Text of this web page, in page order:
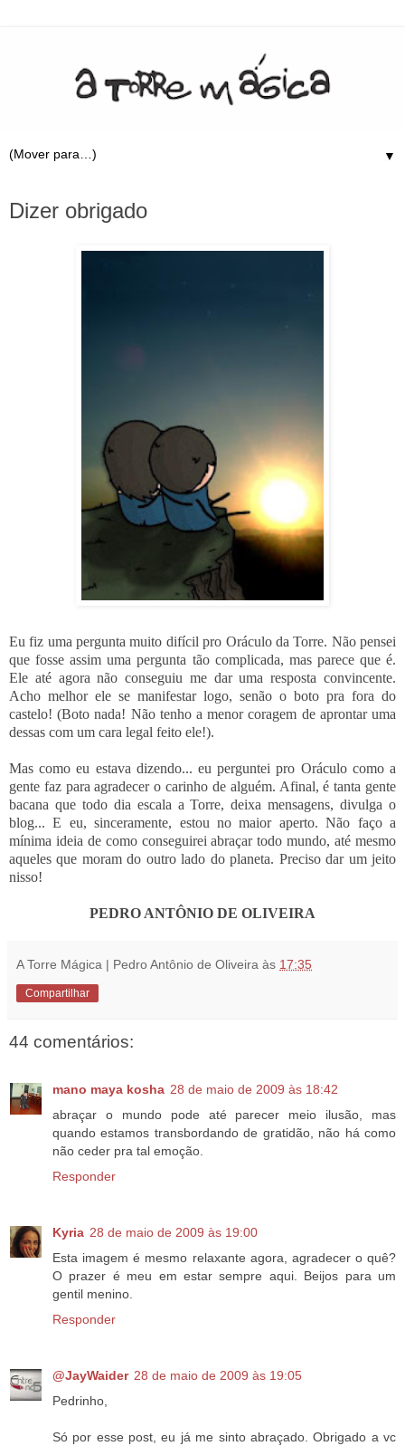
▼
Dizer obrigado
Eu fiz uma pergunta muito difícil pro Oráculo da Torre. Não pensei
que fosse assim uma pergunta tão complicada, mas parece que é.
Ele até agora não conseguiu me dar uma resposta convincente.
Acho melhor ele se manifestar logo, senão o boto pra fora do
castelo! (Boto nada! Não tenho a menor coragem de aprontar uma
dessas com um cara legal feito ele!).
Mas como eu estava dizendo... eu perguntei pro Oráculo como a
gente faz para agradecer o carinho de alguém. Afinal, é tanta gente
bacana que todo dia escala a Torre, deixa mensagens, divulga o
blog... E eu, sinceramente, estou no maior aperto. Não faço a
mínima ideia de como conseguirei abraçar todo mundo, até mesmo
aqueles que moram do outro lado do planeta. Preciso dar um jeito
nisso!
PEDRO ANTÔNIO DE OLIVEIRA
A Torre Mágica | Pedro Antônio de Oliveira às 17:35
Compartilhar
44 comentários:
mano maya kosha 28 de maio de 2009 às 18:42
abraçar o mundo pode até parecer meio ilusão, mas
quando estamos transbordando de gratidão, não há como
não ceder pra tal emoção.
Responder
Kyria 28 de maio de 2009 às 19:00
Esta imagem é mesmo relaxante agora, agradecer o quê?
O prazer é meu em estar sempre aqui. Beijos para um
gentil menino.
Responder
@JayWaider 28 de maio de 2009 às 19:05
Pedrinho,
Só por esse post, eu já me sinto abraçado. Obrigado a vc